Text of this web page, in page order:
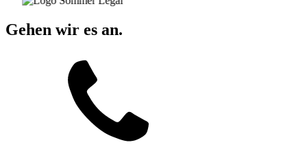
Gehen wir es an.